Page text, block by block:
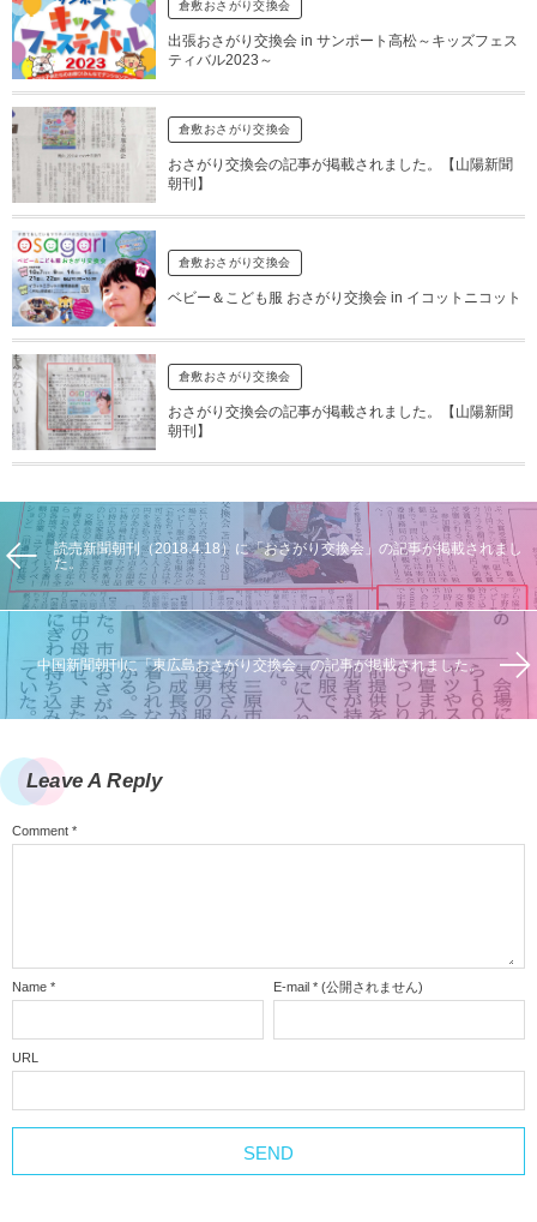
倉敷おさがり交換会
出張おさがり交換会 in サンポート高松～キッズフェス
ティバル2023～
倉敷おさがり交換会
おさがり交換会の記事が掲載されました。【山陽新聞
朝刊】
倉敷おさがり交換会
ベビー＆こども服 おさがり交換会 in イコットニコット
倉敷おさがり交換会
おさがり交換会の記事が掲載されました。【山陽新聞
朝刊】
読売新聞朝刊（2018.4.18）に「おさがり交換会」の記事が掲載されまし
た。
中国新聞朝刊に「東広島おさがり交換会」の記事が掲載されました。
Leave A Reply
Comment *
Name * E-mail * (公開されません)
URL